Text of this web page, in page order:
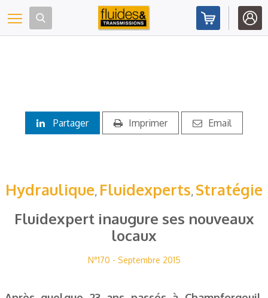
Toggle navigation
Partager Imprimer Email
Hydraulique, Fluidexperts, Stratégie
Fluidexpert inaugure ses nouveaux
locaux
N°170 - Septembre 2015
Panneau de gestion des cookies